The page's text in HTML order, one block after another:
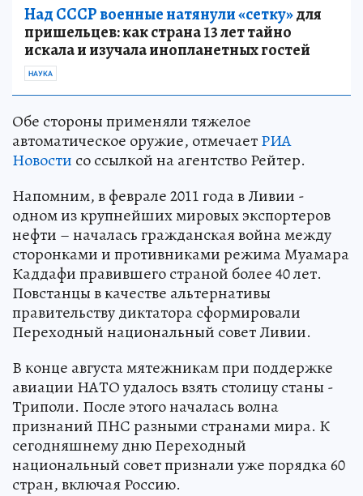
Над СССР военные натянули «сетку»для
пришельцев: как страна 13 лет тайно
искала и изучала инопланетных гостей
НАУКА
Обе стороны применяли тяжелое
автоматическое оружие, отмечаетРИА
Новости со ссылкой на агентство Рейтер.
Напомним, в феврале 2011 года в Ливии -
одном из крупнейших мировых экспортеров
нефти – началась гражданская война между
сторонками и противниками режима Муамара
Каддафи правившего страной более 40 лет.
Повстанцы в качестве альтернативы
правительству диктатора сформировали
Переходный национальный совет Ливии.
В конце августа мятежникам при поддержке
авиации НАТО удалось взять столицу станы -
Триполи. После этого началась волна
признаний ПНС разными странами мира. К
сегодняшнему дню Переходный
национальный совет признали уже порядка 60
стран, включая Россию.